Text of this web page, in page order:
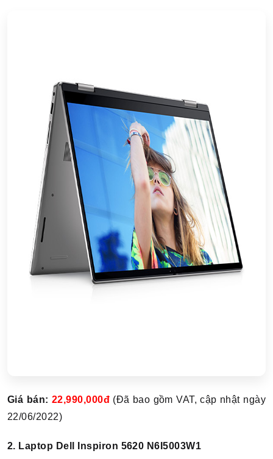
Giá bán: 22,990,000đ (Đã bao gồm VAT, cập nhật ngày
22/06/2022)
2. Laptop Dell Inspiron 5620 N6I5003W1